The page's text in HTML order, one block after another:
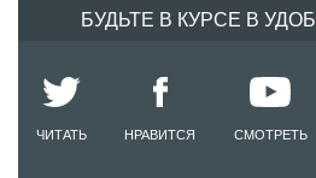
БУДЬТЕ В КУРСЕ В
ЧИТАТЬ НРАВИТСЯ СМОТРЕТЬ